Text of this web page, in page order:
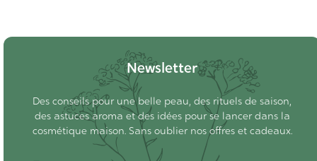
bibliothèque de Clotilde, elle a au moins 200 livres sur les
plantes et la santé naturelle, une folie !). Ce qui nous fait
vibrer chaque jour: vous transmettre notre passion des
matières premières végétales, vous apprendre à aimer
les huiles végétales,vous aider à vivre une vie plus
Newsletter
Des conseils pour une belle peau, des rituels de saison,
des astuces aroma et des idées pour se lancer dans la
cosmétique maison. Sans oublier nos offres et cadeaux.